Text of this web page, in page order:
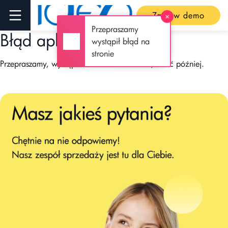
Zamów demo
Błąd aplikacji
Przepraszamy, wystąpiła usterka techniczna, wróć później.
Przepraszamy
wystąpił błąd na
stronie
✕